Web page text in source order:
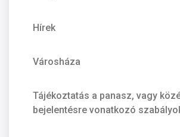
Hírek
Városháza
Tájékoztatás a panasz, vagy
bejelentésre vonatkozó